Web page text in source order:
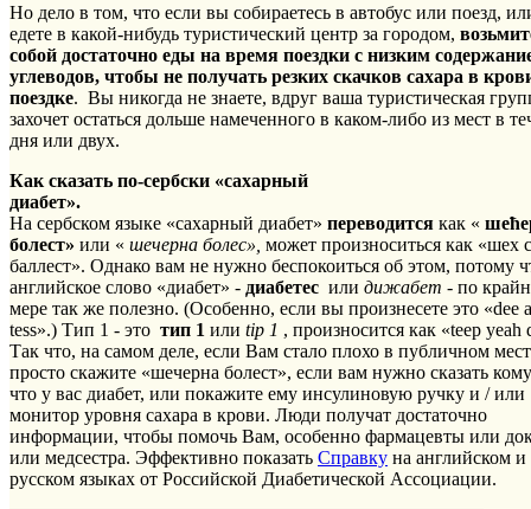
Но дело в том, что если вы собираетесь в автобус или поезд,
едете в какой-нибудь туристический центр за городом,
собой достаточно еды на время поездки с низким
углеводов, чтобы не получать резких скачков сахара в
поездке. Вы никогда не знаете, вдруг ваша туристическая
захочет остаться дольше намеченного в каком-либо из мест в
дня или двух.
Как сказать по-сербски «сахарный
На сербском языке «сахарный диабет» переводится как «
болест» или « шечерна болес», может произноситься как «шех
баллест». Однако вам не нужно беспокоиться об этом, потому
английское слово «диабет» - диабетес или дижабет - по
мере так же полезно. (Особенно, если вы произнесете это «dee
tess».) Тип 1 - это тип 1 или tip 1 , произносится как «teep yeah
Так что, на самом деле, если Вам стало плохо в публичном
просто скажите «шечерна болест», если вам нужно сказать
что у вас диабет, или покажите ему инсулиновую ручку и / или
монитор уровня сахара в крови. Люди получат достаточно
информации, чтобы помочь Вам, особенно фармацевты или
или медсестра. Эффективно показать Справку на английском и
русском языках от Российской Диабетической Ассоциации.